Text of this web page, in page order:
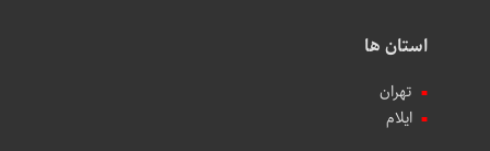
استان ها
تهران
ایلام